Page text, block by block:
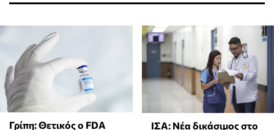
Γρίπη: Θετικός ο FDA
ΙΣΑ: Νέα δικάσιμος στο